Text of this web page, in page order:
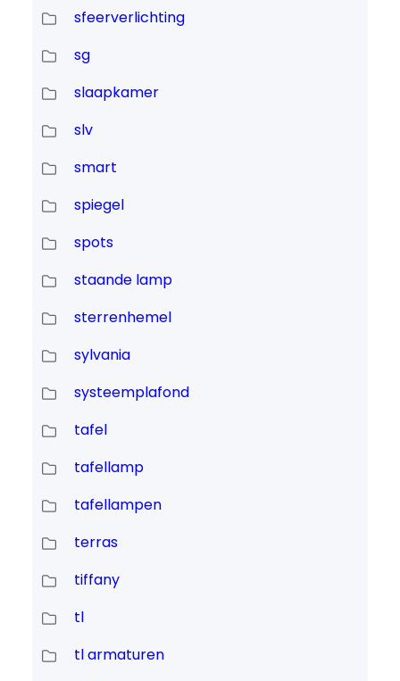
sfeerverlichting
sg
slaapkamer
slv
smart
spiegel
spots
staande lamp
sterrenhemel
sylvania
systeemplafond
tafel
tafellamp
tafellampen
terras
tiffany
tl
tl armaturen